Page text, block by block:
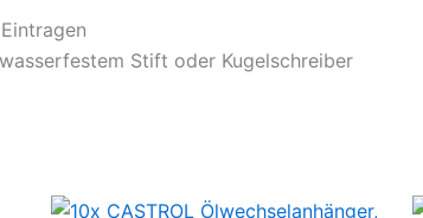
Stift oder Kugelschreiber